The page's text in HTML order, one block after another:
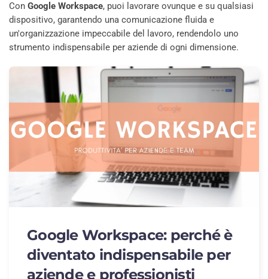
Con Google Workspace, puoi lavorare ovunque e su qualsiasi
dispositivo, garantendo una comunicazione fluida e
un'organizzazione impeccabile del lavoro, rendendolo uno
strumento indispensabile per aziende di ogni dimensione.
Google Workspace: perché è
diventato indispensabile per
aziende e professionisti